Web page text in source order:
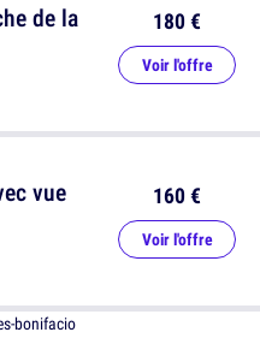
vue
160 €
Voir l'offre
de la
180 €
Voir l'offre